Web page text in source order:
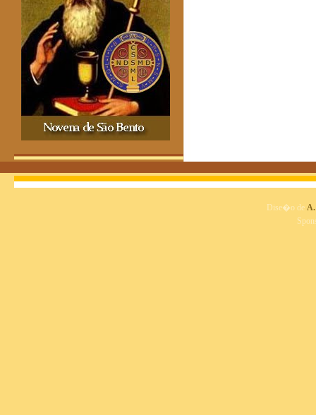
Dise�o de